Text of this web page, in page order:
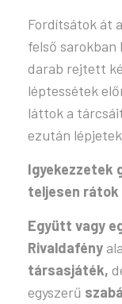
Fordítsátok át
felső sarokban
darab rejtett
léptessétek
láttok a
ezután
Igyekezzetek
teljesen
Együtt vagy
Rivaldafény
társasjáték,
egyszerű